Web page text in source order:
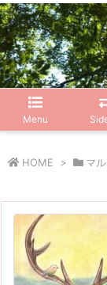
Menu
HOME > マ